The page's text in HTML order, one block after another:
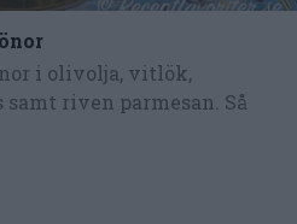
i olivolja, vitlök,
riven parmesan. Så